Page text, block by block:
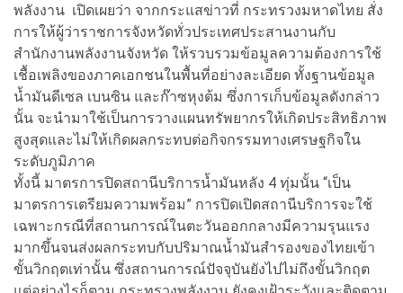
พลังงาน เปิดเผยว่า จากกระแสข่าวที่ กระทรวงมหาดไทย สั่ง
การให้ผู้ว่าราชการจังหวัดทั่วประเทศประสานงานกับ
สำนักงานพลังงานจังหวัด ให้รวบรวมข้อมูลความต้องการใช้
เชื้อเพลิงของภาคเอกชนในพื้นที่อย่างละเอียด ทั้งฐานข้อมูล
น้ำมันดีเซล เบนซิน และก๊าซหุงต้ม ซึ่งการเก็บข้อมูลดังกล่าว
นั้น จะนำมาใช้เป็นการวางแผนทรัพยากรให้เกิดประสิทธิภาพ
สูงสุดและไม่ให้เกิดผลกระทบต่อกิจกรรมทางเศรษฐกิจใน
ระดับภูมิภาค
ทั้งนี้ มาตรการปิดสถานีบริการน้ำมันหลัง 4 ทุ่มนั้น “เป็น
มาตรการเตรียมความพร้อม” การปิดเปิดสถานีบริการจะใช้
เฉพาะกรณีที่สถานการณ์ในตะวันออกกลางมีความรุนแรง
มากขึ้นจนส่งผลกระทบกับปริมาณน้ำมันสำรองของไทยเข้า
ขั้นวิกฤตเท่านั้น ซึ่งสถานการณ์ปัจจุบันยังไปไม่ถึงขั้นวิกฤต